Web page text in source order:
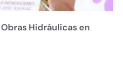
Hidráulicas en